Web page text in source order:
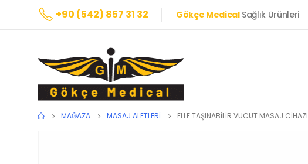
+90 (542) 857 31 32 Gökçe MedicalSağlık Ürünleri
MAĞAZA MASAJ ALETLERI ELLE TAŞINABİLİR VÜCUT MASAJ